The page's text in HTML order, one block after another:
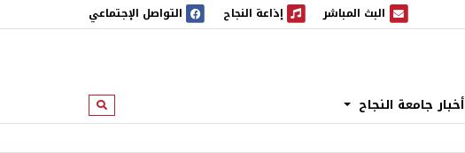
البث المباشر
البث المباشر إذاعة النجاح
إذاعة النجاح التواصل الإجتماعي
أخبار جامعة النجاح ابحث